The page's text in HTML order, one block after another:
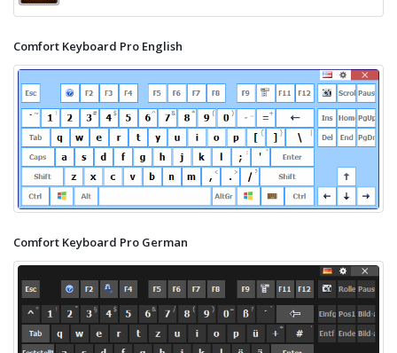
Comfort Keyboard Pro English
Comfort Keyboard Pro German